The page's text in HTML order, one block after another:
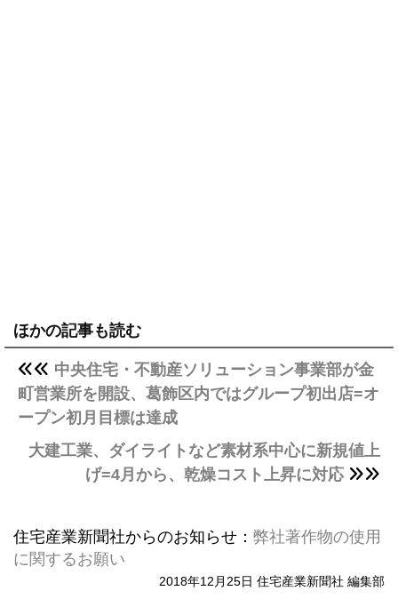
ほかの記事も読む
中央住宅・不動産ソリューション事業部が金
町営業所を開設、葛飾区内ではグループ初出店=オ
ープン初月目標は達成
大建工業、ダイライトなど素材系中心に新規値上
げ=4月から、乾燥コスト上昇に対応
住宅産業新聞社からのお知らせ： 弊社著作物の使用
に関するお願い
2018年12月25日 住宅産業新聞社 編集部